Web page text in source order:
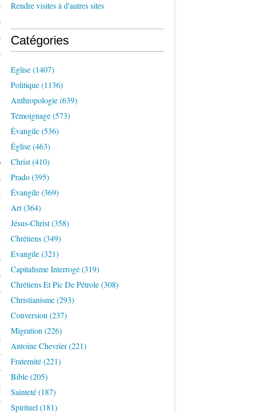
Rendre visites à d'autres sites
Catégories
Eglise(1407)
Politique(1136)
Anthropologie(639)
Témoignage(573)
Évangile(536)
Église(463)
Christ(410)
Prado(395)
Évangile(369)
Art(364)
Jésus-Christ(358)
Chrétiens(349)
Evangile(321)
Capitalisme Interrogé(319)
Chrétiens Et Pic De Pétrole(308)
Christianisme(293)
Conversion (237)
Migration (226)
Antoine Chevrier(221)
Fraternité(221)
Bible(205)
Sainteté(187)
Spirituel (181)